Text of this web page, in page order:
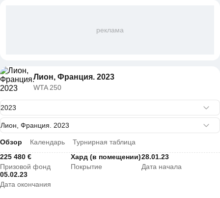
реклама
Лион, Франция. 2023
WTA 250
Обзор Календарь
Турнирная таблица
225 480 €
Призовой фонд
Хард (в помещении)
Покрытие
28.01.23
Дата начала
05.02.23
Дата окончания